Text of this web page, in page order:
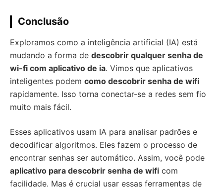
Conclusão
Exploramos como a inteligência artificial (IA) está
mudando a forma de descobrir qualquer senha de
wi-fi com aplicativo de ia. Vimos que aplicativos
inteligentes podem como descobrir senha de wifi
rapidamente. Isso torna conectar-se a redes sem fio
muito mais fácil.
Esses aplicativos usam IA para analisar padrões e
decodificar algoritmos. Eles fazem o processo de
encontrar senhas ser automático. Assim, você pode
aplicativo para descobrir senha de wifi com
facilidade. Mas é crucial usar essas ferramentas de